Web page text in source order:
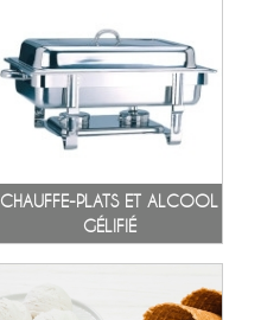
CHAUFFE-PLATS ET ALCOOL
GÉLIFIÉ